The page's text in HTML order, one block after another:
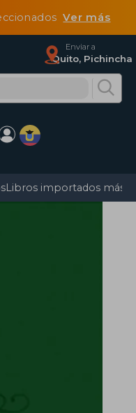
Ver más
Enviar a
Quito, Pichincha
Libros importados más